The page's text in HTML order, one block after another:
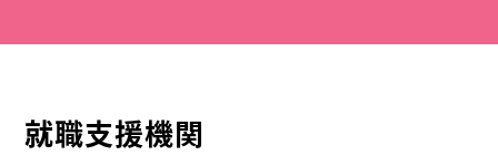
就職支援機関